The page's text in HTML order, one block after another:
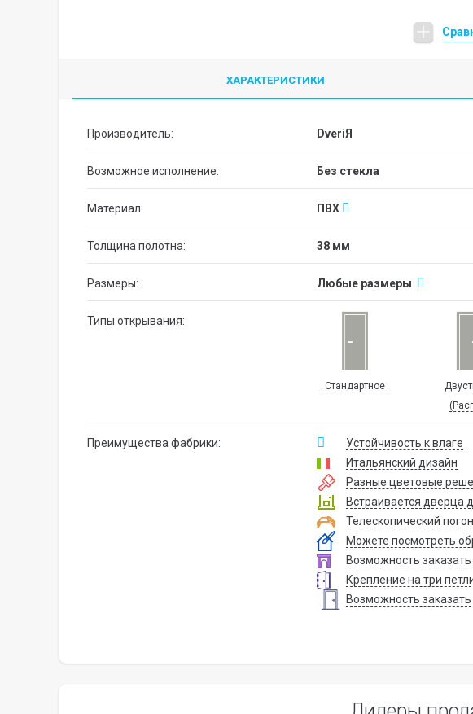
ХАРАКТЕРИСТИКИ
Производитель: DveriЯ
Возможное исполнение: без стекла
Материал: ПВХ
Толщина полотна: 38 мм
Размеры: Любые размеры
Типы открывания:
Стандартное
Преимущества фабрики:
Устойчивость к влаге
Итальянский дизайн
Разные цветовые
Встраивается дверца
Телескопический
Можете посмотреть
Возможность
Крепление на три
Возможность